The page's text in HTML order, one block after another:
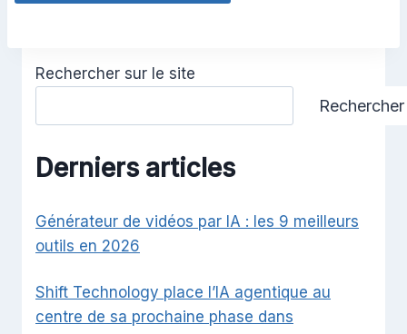
Rechercher sur le site
Rechercher
Derniers articles
Générateur de vidéos par IA : les 9 meilleurs
outils en 2026
Shift Technology place l’IA agentique au
centre de sa prochaine phase dans